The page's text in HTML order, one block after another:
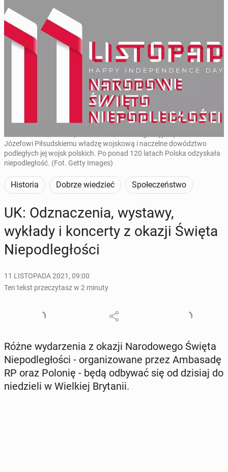
Józefowi Piłsudskiemu władzę wojskową i naczelne dowództwo
podległych jej wojsk polskich. Po ponad 120 latach Polska odzyskała
niepodległość. (Fot. Getty Images)
Historia Dobrze wiedzieć Społeczeństwo
UK: Od­zna­cze­nia, wystawy,
wykłady i kon­cer­ty z okazji Święta
Nie­pod­le­gło­ści
11 LISTOPADA 2021, 09:00
Ten tekst przeczytasz w 2 minuty
Różne wy­da­rze­nia z okazji Na­ro­do­we­go Święta
Nie­pod­le­gło­ści - or­ga­ni­zo­wa­ne przez Am­ba­sa­dę
RP oraz Polonię - będą odbywać się od dzisiaj do
nie­dzie­li w Wiel­kiej Bry­ta­nii.